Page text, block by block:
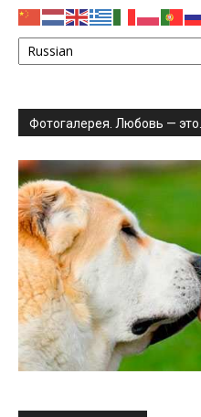
Фотогалерея. Любовь — это…